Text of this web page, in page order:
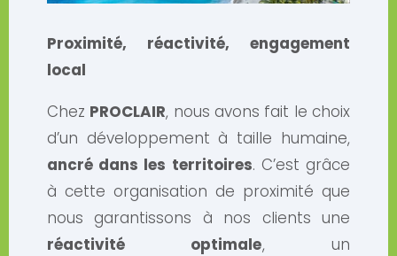
Proximité, réactivité, engagement
local
Chez PROCLAIR, nous avons fait le choix
d’un développement à taille humaine,
ancré dans les territoires. C’est grâce
à cette organisation de proximité que
nous garantissons à nos clients une
réactivité optimale, un